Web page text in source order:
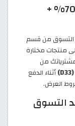
عروض وتخفيضات كروكس حتى 70% +
أسعار كروكس خلال 2026 عند التسوق من قسم
يضم خصومات تصل حتى 70% على منتجات مختارة
من
(D33)
أثناء الدفع
التسوق